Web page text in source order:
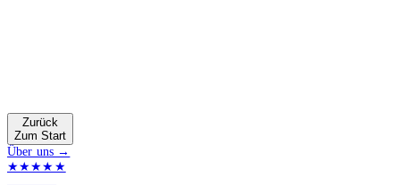
Zurück
Zum Start
Über uns →
★★★★★